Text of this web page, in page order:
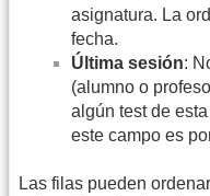
asignatura. La
fecha.
Última sesión:
(alumno o
algún test de
este campo es
Las filas pueden